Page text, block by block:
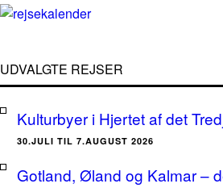
UDVALGTE REJSER
Kulturbyer i Hjertet af det
30.JULI TIL 7.AUGUST 2026
Gotland, Øland og Kalmar –